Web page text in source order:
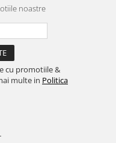
noastre
cu promotiile &
multe in Politica